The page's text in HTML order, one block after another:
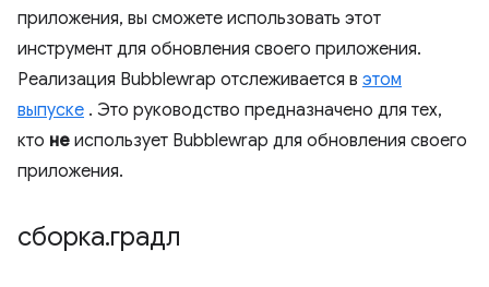
приложения, вы сможете использовать этот
инструмент для обновления своего приложения.
Реализация Bubblewrap отслеживается в этом
выпуске . Это руководство предназначено для тех,
кто не использует Bubblewrap для обновления своего
приложения.
сборка.градл